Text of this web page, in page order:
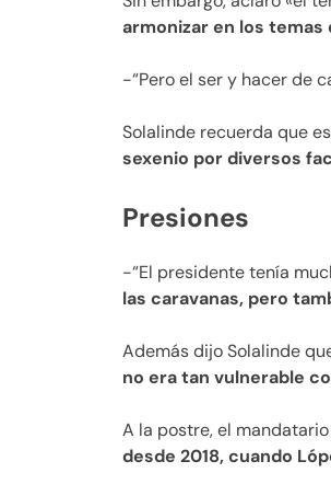
armonizar en los
-“Pero el ser y hacer de
Solalinde recuerda que
sexenio por diversos
Presiones
-“El presidente tenía
las caravanas, pero
Además dijo Solalinde
no era tan vulnerable
A la postre, el
desde 2018, cuando